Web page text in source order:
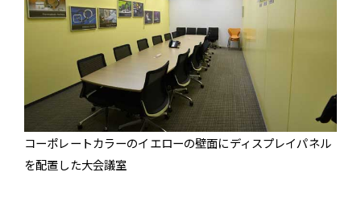
コーポレートカラーのイエローの壁面にディスプレイパネル
を配置した大会議室